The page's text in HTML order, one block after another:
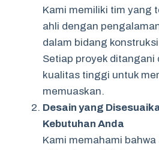
Kami memiliki tim yang
ahli dengan
dalam bidang
Setiap proyek ditangani
kualitas tinggi untuk
memuaskan.
Desain yang
Kebutuhan Anda
Kami memahami